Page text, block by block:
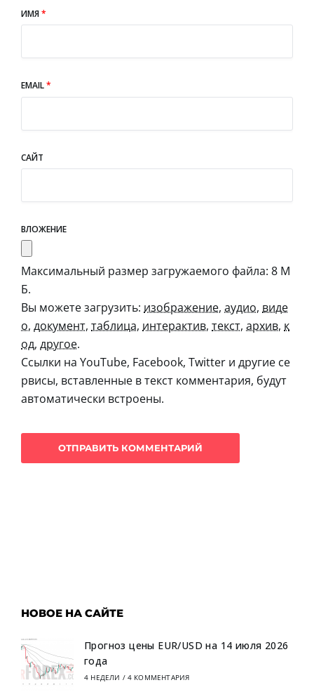
ИМЯ*
EMAIL*
САЙТ
ВЛОЖЕНИЕ
Максимальный размер загружаемого файла: 8 М
Б.
Вы можете загрузить: изображение, аудио, виде
о, документ, таблица, интерактив, текст, архив, к
од, другое.
Ссылки на YouTube, Facebook, Twitter и другие се
рвисы, вставленные в текст комментария, будут
автоматически встроены.
НОВОЕ НА САЙТЕ
Прогноз цены EUR/USD на 14 июля 2026
года
4 НЕДЕЛИ / 4 КОММЕНТАРИЯ